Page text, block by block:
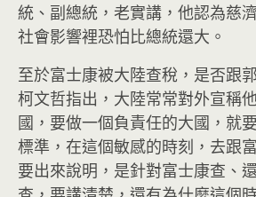
統、副總統，老實講，他認為慈
社會影響裡恐怕比總統還大。
至於富士康被大陸查稅，是否跟
柯文哲指出，大陸常常對外宣稱
國，要做一個負責任的大國，就
標準，在這個敏感的時刻，去跟
要出來說明，是針對富士康查、